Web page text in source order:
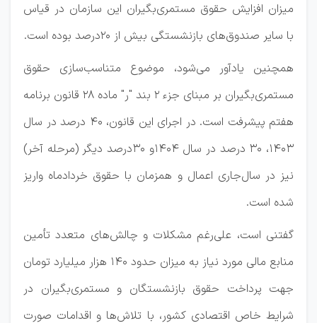
میزان افزایش حقوق مستمری‌بگیران این سازمان در قیاس
با سایر صندوق‌های بازنشستگی بیش از 20درصد بوده است.
همچنین یاد‌آور می‌شود، موضوع متناسب‌سازی حقوق
مستمری‌بگیران بر مبنای جزء 2 بند "ر" ماده 28 قانون برنامه
هفتم پیشرفت است. در اجرای این قانون، 40 درصد در سال
1403، 30 درصد در سال 1404و 30درصد دیگر (مرحله آخر)
نیز در سال‌جاری اعمال و همزمان با حقوق خرداد‌ماه واریز
شده است.
گفتنی است، علی‌رغم مشکلات و چالش‌های متعدد تأمین
منابع مالی مورد نیاز به میزان حدود 140 هزار میلیارد تومان
جهت پرداخت حقوق بازنشستگان و مستمری‌بگیران در
شرایط خاص اقتصادی کشور، با تلاش‌ها و اقدامات صورت